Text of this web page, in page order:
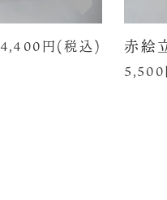
4,400円(税込) 赤絵